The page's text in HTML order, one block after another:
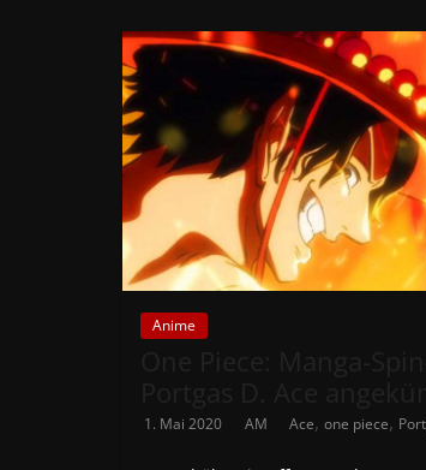
Anime
1. Mai 2020 AM Ace, one piece,